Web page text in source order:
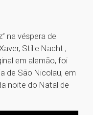
na véspera de
Stille Nacht ,
em alemão, foi
de São Nicolau, em
noite do Natal de